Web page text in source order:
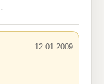
12.01.2009